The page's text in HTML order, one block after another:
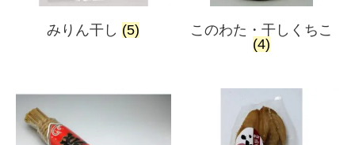
みりん干し (5)
このわた・干しくちこ
(4)